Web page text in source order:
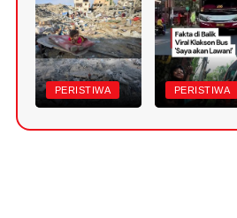
PERISTIWA PERISTIWA